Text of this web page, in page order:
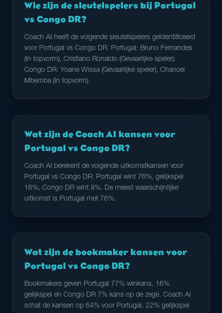
Wie zijn de sleutelspelers bij Portugal
vs Congo DR?
Coach AI heeft de volgende sleutelspelers geïdentificeerd
voor Portugal vs Congo DR. Portugal: Bruno Fernandes
(In topvorm), Cristiano Ronaldo (Gevaarlijke speler).
Congo DR: Yoane Wissa (Gevaarlijke speler), Chancel
Mbemba (In topvorm).
Wat zijn de Coach AI kansen voor
Portugal vs Congo DR?
Coach AI berekent de volgende uitkomstkansen voor
Portugal vs Congo DR: Portugal wint 76%, gelijkspel
16%, Congo DR wint 8%. De meest waarschijnlijke
uitkomst is Portugal met 76%.
Wat zijn de bookmaker kansen voor
Portugal vs Congo DR?
Bookmakers geven Portugal 77% winkans, 16%
gelijkspel en Congo DR 7% kans op de zege. Coach AI
schat de kansen op 64% voor Portugal, 22% gelijkspel